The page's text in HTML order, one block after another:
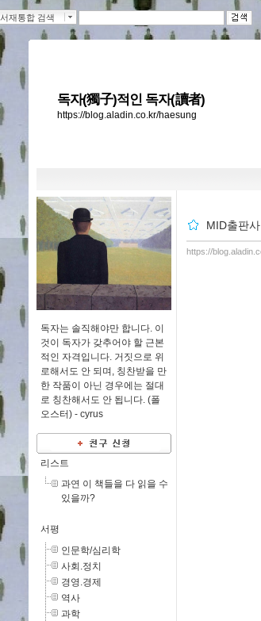
서재통합 검색
독자(獨子)적인 독자(讀者)
https://blog.aladin.co.kr/haesung
독자는 솔직해야만 합니다. 이
것이 독자가 갖추어야 할 근본
적인 자격입니다. 거짓으로 위
로해서도 안 되며, 칭찬받을 만
한 작품이 아닌 경우에는 절대
로 칭찬해서도 안 됩니다. (폴
오스터) - cyrus
리스트
과연 이 책들을 다 읽을 수
있을까?
서평
인문학/심리학
사회.정치
경영.경제
역사
과학
MID출판
https://